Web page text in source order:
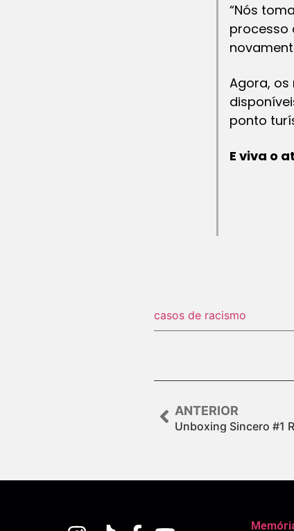
“Nós
processo
Agora,
ponto
E viva o
casos de racismo
ANTERIOR
Unboxing Sincero #1